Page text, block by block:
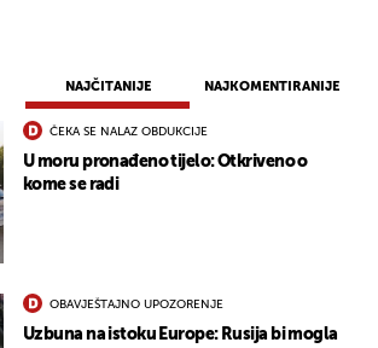
NAJČITANIJE NAJKOMENTIRANIJE
ČEKA SE NALAZ OBDUKCIJE
U moru pronađeno tijelo: Otkriveno o
kome se radi
OBAVJEŠTAJNO UPOZORENJE
Uzbuna na istoku Europe: Rusija bi mogla